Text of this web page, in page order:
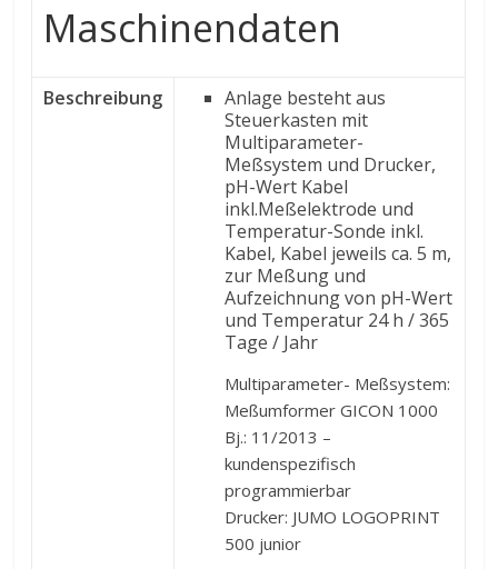
Maschinendaten
Beschreibung
Anlage besteht aus
Steuerkasten mit
Multiparameter-
Meßsystem und Drucker,
pH-Wert Kabel
inkl.Meßelektrode und
Temperatur-Sonde inkl.
Kabel, Kabel jeweils ca. 5 m,
zur Meßung und
Aufzeichnung von pH-Wert
und Temperatur 24 h / 365
Tage / Jahr
Multiparameter- Meßsystem:
Meßumformer GICON 1000
Bj.: 11/2013 –
kundenspezifisch
programmierbar
Drucker: JUMO LOGOPRINT
500 junior